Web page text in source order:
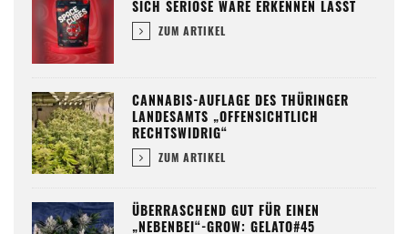
SICH SERIÖSE WARE ERKENNEN LÄSST
ZUM ARTIKEL
CANNABIS-AUFLAGE DES THÜRINGER
LANDESAMTS „OFFENSICHTLICH
RECHTSWIDRIG“
ZUM ARTIKEL
ÜBERRASCHEND GUT FÜR EINEN
„NEBENBEI“-GROW: GELATO#45